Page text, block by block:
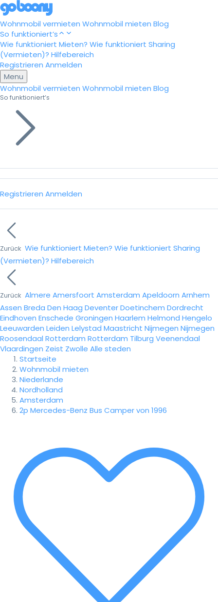
Wohnmobil vermieten Wohnmobil mieten Blog
So funktioniert’s
Wie funktioniert Mieten? Wie funktioniert Sharing
(Vermieten)? Hilfebereich
Registrieren Anmelden
Menu
Wohnmobil vermieten Wohnmobil mieten Blog
So funktioniert’s
Registrieren Anmelden
Zurück Wie funktioniert Mieten? Wie funktioniert Sharing
(Vermieten)? Hilfebereich
Zurück Almere Amersfoort Amsterdam Apeldoorn Arnhem
Assen Breda Den Haag DeventerDoetinchem Dordrecht
Eindhoven Enschede Groningen Haarlem Helmond Hengelo
Leeuwarden Leiden Lelystad Maastricht Nijmegen Nijmegen
Roosendaal Rotterdam Rotterdam Tilburg Veenendaal
Vlaardingen Zeist Zwolle Alle steden
Startseite
Wohnmobil mieten
Niederlande
Nordholland
Amsterdam
2p Mercedes-Benz Bus Camper von 1996